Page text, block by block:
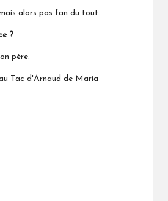
alors pas fan du tout.
?
père.